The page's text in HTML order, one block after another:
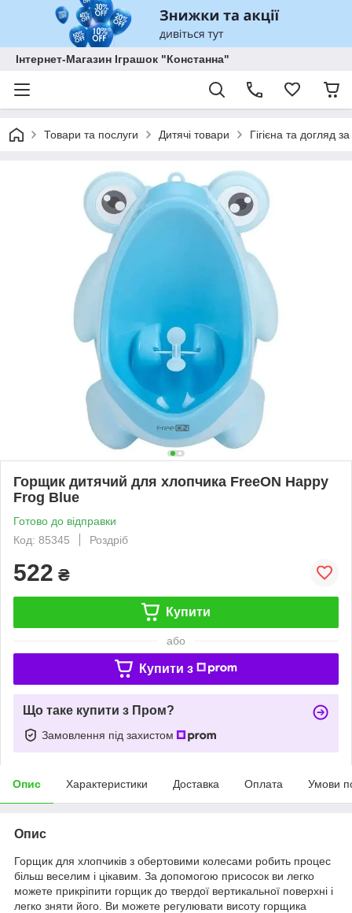
Інтернет-Магазин Іграшок "Констанна"
Товари та послуги Дитячі товари Гігієна та догляд
Горщик дитячий для хлопчика FreeON Happy
Frog Blue
Готово до відправки
Код: 85345
Роздріб
522 ₴
Купити
або
Купити з
Що таке купити з Пром?
Замовлення під захистом
Опис Характеристики Доставка Оплата Умови
Опис
Горщик для хлопчиків з обертовими колесами робить процес
більш веселим і цікавим. За допомогою присосок ви легко
можете прикріпити горщик до твердої вертикальної поверхні і
легко зняти його. Ви можете регулювати висоту горщика